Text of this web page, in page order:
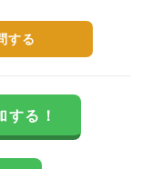
する
する！